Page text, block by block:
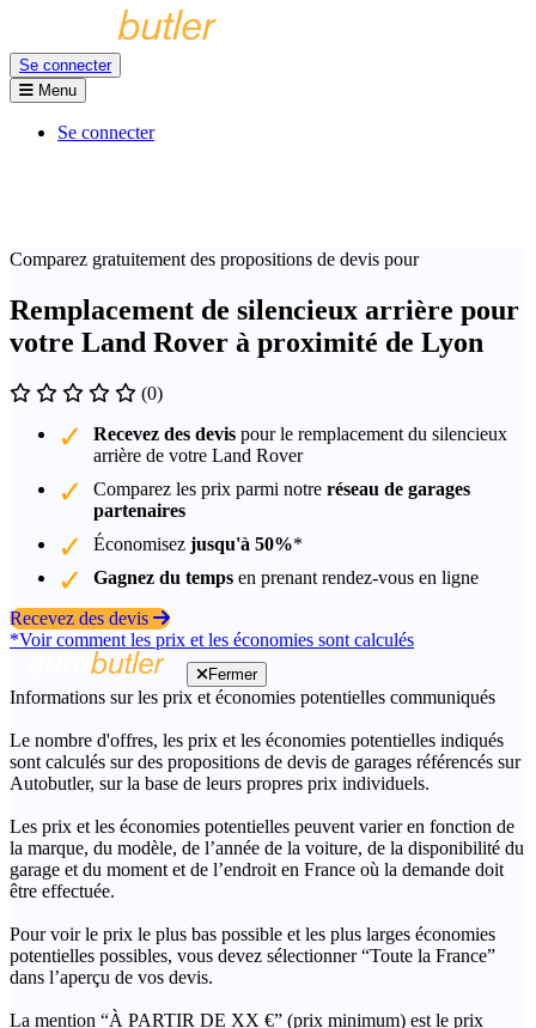
Se connecter
Menu
Se connecter
Comparez gratuitement des propositions de devis pour
Remplacement de silencieux arrière pour
votre Land Rover à proximité de Lyon
(0)
Recevez des devis pour le remplacement du silencieux
arrière de votre Land Rover
Comparez les prix parmi notre réseau de garages
partenaires
Économisez jusqu'à 50%*
Gagnez du temps en prenant rendez-vous en ligne
Recevez des devis
*Voir comment les prix et les économies sont calculés
Fermer
Informations sur les prix et économies potentielles communiqués
Le nombre d'offres, les prix et les économies potentielles indiqués
sont calculés sur des propositions de devis de garages référencés sur
Autobutler, sur la base de leurs propres prix individuels.
Les prix et les économies potentielles peuvent varier en fonction de
la marque, du modèle, de l’année de la voiture, de la disponibilité du
garage et du moment et de l’endroit en France où la demande doit
être effectuée.
Pour voir le prix le plus bas possible et les plus larges économies
potentielles possibles, vous devez sélectionner “Toute la France”
dans l’aperçu de vos devis.
La mention “À PARTIR DE XX €” (prix minimum) est le prix